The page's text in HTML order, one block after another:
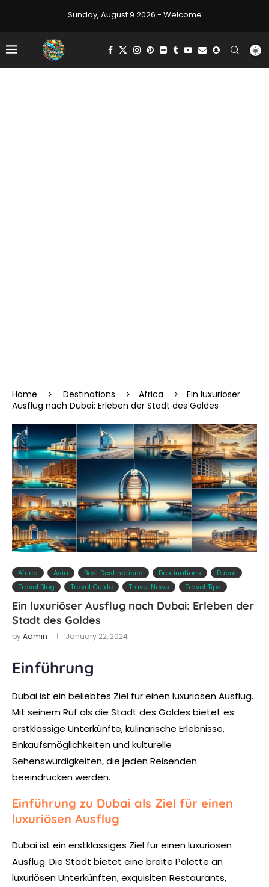
Sunday, August 9 2026 - Welcome
Home Destinations Africa
Ein luxuriöser
Ausflug nach Dubai: Erleben der Stadt des Goldes
Africa Asia Best Destinations Destinations
Dubai
Travel Blog
Travel Guide Travel News Travel Tips
Ein luxuriöser Ausflug nach Dubai: Erleben der
Stadt des Goldes
byAdmin January 22, 2024
Einführung
Dubai ist ein beliebtes Ziel für einen luxuriösen Ausflug.
Mit seinem Ruf als die Stadt des Goldes bietet es
erstklassige Unterkünfte, kulinarische Erlebnisse,
Einkaufsmöglichkeiten und kulturelle
Sehenswürdigkeiten, die jeden Reisenden
beeindrucken werden.
Einführung zu Dubai als Ziel für einen
luxuriösen Ausflug
Dubai ist ein erstklassiges Ziel für einen luxuriösen
Ausflug. Die Stadt bietet eine breite Palette an
luxuriösen Unterkünften, exquisiten Restaurants,